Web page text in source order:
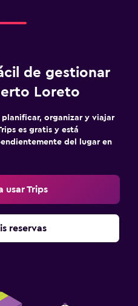
de gestionar
Loreto
planificar, organizar y viajar
es gratis y está
del lugar en
usar Trips
reservas